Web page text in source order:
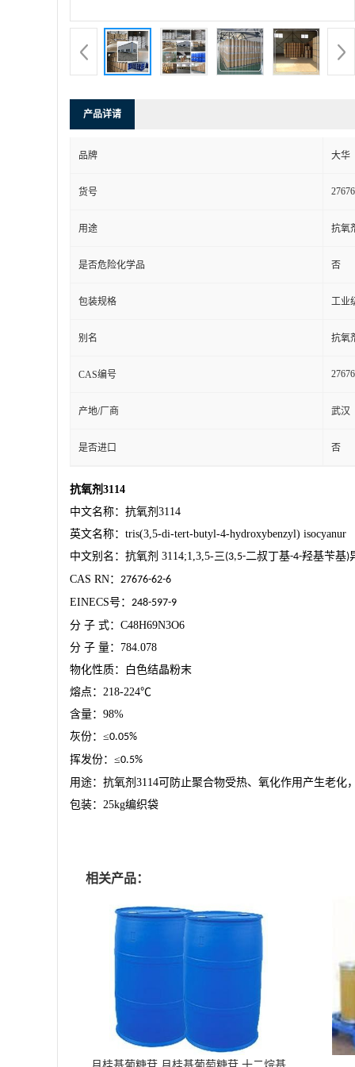
产品详请
品牌 大华
货号
用途 抗氧
是否危险化学品 否
包装规格 工业
别名 抗氧
CAS编号
产地/厂商 武汉
是否进口 否
抗氧剂 3114
中文名称：抗氧剂 3114
英文名称： tris(3,5-di-tert-butyl-4-hydroxybenzyl) isocyanur
中文别名：抗氧剂 3114;1,3,5-三(3,5-二叔丁基-4-羟基苄基)
CAS RN： 27676-62-6
EINECS号： 248-597-9
分 子 式： C48H69N3O6
分 子 量： 784.078
物化性质：白色结晶粉末
熔点： 218-224℃
含量： 98%
灰份： ≤0.05%
挥发份： ≤0.5%
用途：抗氧剂 3114可防止聚合物受热、氧化作用产生老化
包装： 25kg编织袋
相关产品：